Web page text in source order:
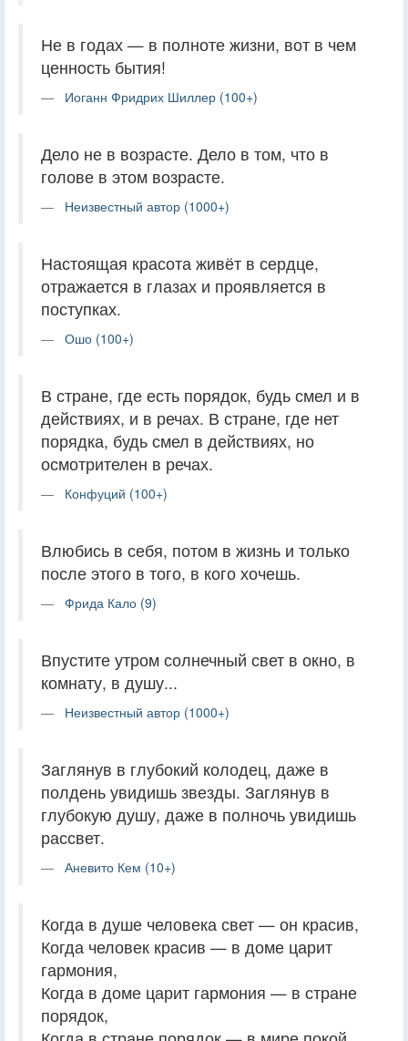
Не в годах — в полноте жизни, вот в чем
ценность бытия!
Иоганн Фридрих Шиллер (100+)
Дело не в возрасте. Дело в том, что в
голове в этом возрасте.
Неизвестный автор (1000+)
Настоящая красота живёт в сердце,
отражается в глазах и проявляется в
поступках.
Ошо (100+)
В стране, где есть порядок, будь смел и в
действиях, и в речах. В стране, где нет
порядка, будь смел в действиях, но
осмотрителен в речах.
Конфуций (100+)
Влюбись в себя, потом в жизнь и только
после этого в того, в кого хочешь.
Фрида Кало (9)
Впустите утром солнечный свет в окно, в
комнату, в душу...
Неизвестный автор (1000+)
Заглянув в глубокий колодец, даже в
полдень увидишь звезды. Заглянув в
глубокую душу, даже в полночь увидишь
рассвет.
Аневито Кем (10+)
Когда в душе человека свет — он красив,
Когда человек красив — в доме царит
гармония,
Когда в доме царит гармония — в стране
порядок,